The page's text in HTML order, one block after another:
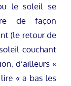
le soleil se
de façon
(le retour de
couchant
d’ailleurs «
« a bas les